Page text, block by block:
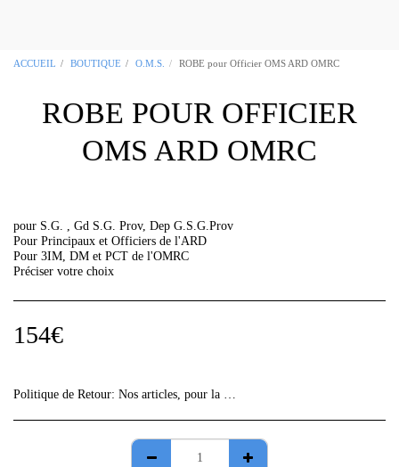
ACCUEIL BOUTIQUE O.M.S. ROBE pour Officier OMS ARD OMRC
ROBE POUR OFFICIER
OMS ARD OMRC
pour S.G. , Gd S.G. Prov, Dep G.S.G.Prov
Pour Principaux et Officiers de l'ARD
Pour 3IM, DM et PCT de l'OMRC
Préciser votre choix
154€
Politique de Retour: Nos articles, pour la plupart, sont des &quot;fabrications uniques&quot;, vérifiez bien les informations de vos commandes car aucun retour ne sera accepté sans avis préalable.